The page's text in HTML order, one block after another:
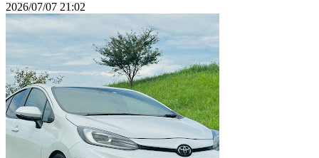
2026/07/07 21:02